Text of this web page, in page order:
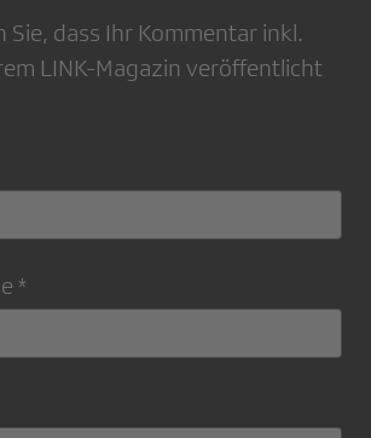
Sie, dass Ihr Kommentar inkl.
LINK-Magazin veröffentlicht
*